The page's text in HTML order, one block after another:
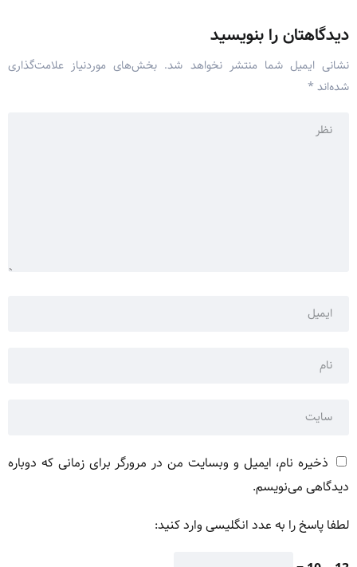
دیدگاهتان را بنویسید
نشانی ایمیل شما منتشر نخواهد شد. بخش‌های موردنیاز علامت‌گذاری
شده‌اند *
ذخیره نام، ایمیل و وبسایت من در مرورگر برای زمانی که دوباره
دیدگاهی می‌نویسم.
لطفا پاسخ را به عدد انگلیسی وارد کنید: